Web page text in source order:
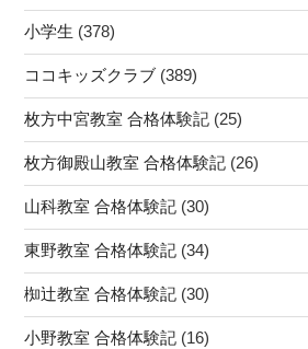
小学生 (378)
ココキッズクラブ (389)
枚方中宮教室 合格体験記 (25)
枚方御殿山教室 合格体験記 (26)
山科教室 合格体験記 (30)
東野教室 合格体験記 (34)
椥辻教室 合格体験記 (30)
小野教室 合格体験記 (16)